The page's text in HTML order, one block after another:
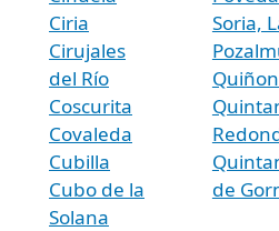
Ciria
Cirujales
del Río
Coscurita
Covaleda
Cubilla
Cubo de la
Solana
Soria,
de